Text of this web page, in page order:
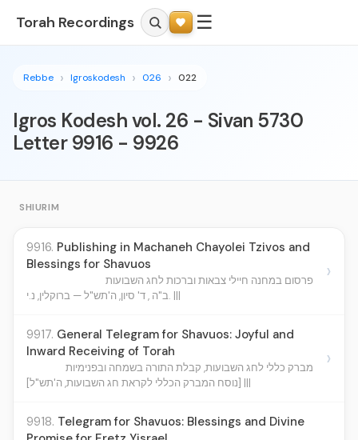
Torah Recordings ☰
Rebbe Igroskodesh 026 022
Igros Kodesh vol. 26 - Sivan 5730
Letter 9916 - 9926
SHIURIM
9916. Publishing in Machaneh Chayolei Tzivos and
Blessings for Shavuos
פרסום במחנה חיילי צבאות וברכות לחג השבועות
ב"ה , ד' סיון, ה'תש"ל — ברוקלין, נ.י. |||
›
9917. General Telegram for Shavuos: Joyful and
Inward Receiving of Torah
מברק כללי לחג השבועות, קבלת התורה בשמחה ובפנימיות
[נוסח המברק הכללי לקראת חג השבועות, ה'תש"ל] |||
›
9918. Telegram for Shavuos: Blessings and Divine